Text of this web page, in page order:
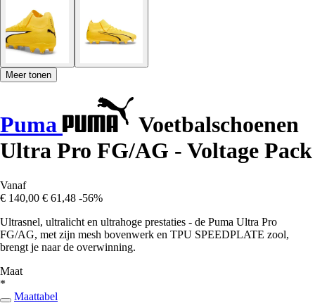
Meer tonen
Puma
Voetbalschoenen
Ultra Pro FG/AG - Voltage Pack
Vanaf
€ 140,00 € 61,48 -56%
Ultrasnel, ultralicht en ultrahoge prestaties - de Puma Ultra Pro
FG/AG, met zijn mesh bovenwerk en TPU SPEEDPLATE zool,
brengt je naar de overwinning.
Maat
*
Maattabel